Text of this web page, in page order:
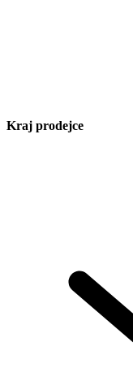
Kraj prodejce